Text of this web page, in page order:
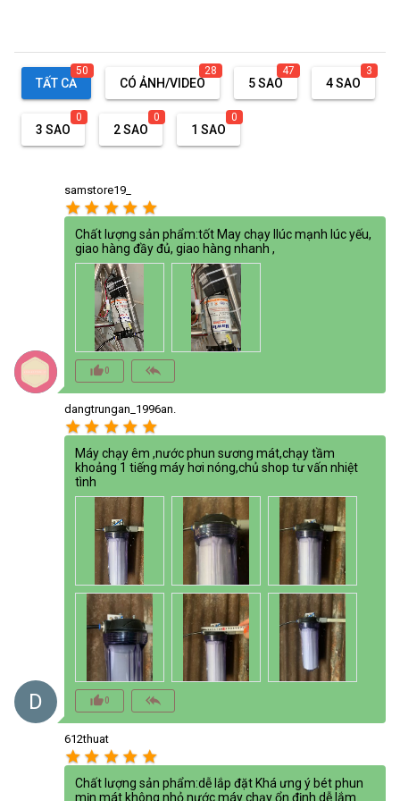
TẤT CẢ
50
CÓ ẢNH/VIDEO
28
5 SAO
47
4 SAO
3
3 SAO
0
2 SAO
0
1 SAO
0
samstore19_
star star star star star
Chất lượng sản phẩm:tốt May chạy llúc mạnh lúc yếu,
giao hàng đầy đủ, giao hàng nhanh ,
thumb_up_alt0 reply_all
D
dangtrungan_1996an.
star star star star star
Máy chạy êm ,nước phun sương mát,chạy tầm
khoảng 1 tiếng máy hơi nóng,chủ shop tư vấn nhiệt
tình
thumb_up_alt0 reply_all
612thuat
star star star star star
Chất lượng sản phẩm:dễ lắp đặt Khá ưng ý bét phun
mịn mát không nhỏ nước máy chạy ổn định dễ lắm